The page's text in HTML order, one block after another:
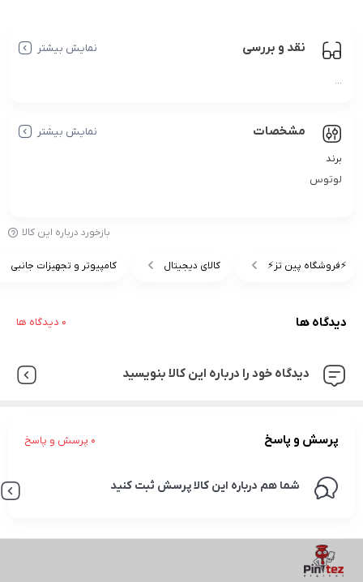
نقد و بررسی نمایش بیشتر
...
مشخصات نمایش بیشتر
برند
لوتوس
بازخورد درباره این کالا
⚡️فروشگاه پین تز⚡️ کالای دیجیتال کامپیوتر و تجهیزات جانبی
دیدگاه ها 0 دیدگاه ها
دیدگاه خود را درباره این کالا بنویسید
پرسش و پاسخ 0 پرسش و پاسخ
شما هم درباره این کالا پرسش ثبت کنید